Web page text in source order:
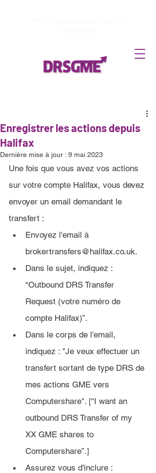
Enregistrer les actions depuis
Halifax
Dernière mise à jour : 9 mai 2023
Une fois que vous avez vos actions
sur votre compte Halifax, vous devez
envoyer un email demandant le
transfert :
Envoyez l'email à
brokertransfers@halifax.co.uk.
Dans le sujet, indiquez :
“Outbound DRS Transfer
Request (votre numéro de
compte Halifax)”.
Dans le corps de l'email,
indiquez : "Je veux effectuer un
transfert sortant de type DRS de
mes actions GME vers
Computershare". [“I want an
outbound DRS Transfer of my
XX GME shares to
Computershare”.]
Assurez vous d'inclure :